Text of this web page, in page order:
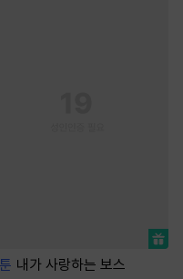
내가 사랑하는 보스